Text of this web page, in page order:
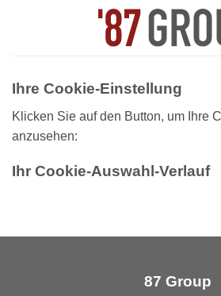
Ihre Cookie-Einstellung
Klicken Sie auf den Button, um Ihre
anzusehen:
Ihr Cookie-Auswahl-Verlauf
87 Group